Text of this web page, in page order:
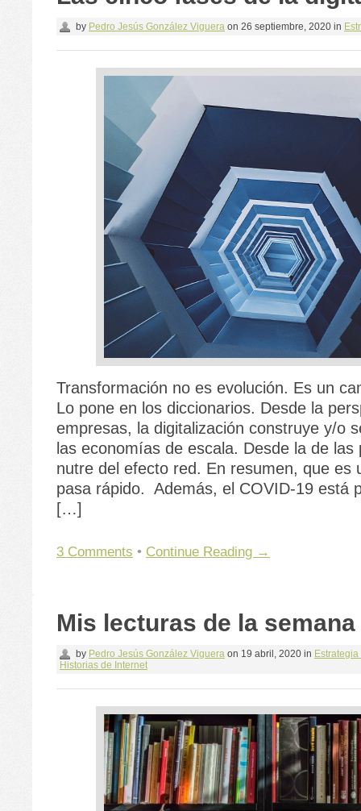
by Pedro Jesús González Viguera on 26 septiembre, 2020 in
Transformación no es evolución. Es un
Lo pone en los diccionarios. Desde la
empresas, la digitalización construye y/o
las economías de escala. Desde la de las
nutre del efecto red. En resumen, que es
pasa rápido. Además, el COVID-19 está
[…]
3 Comments • Continue Reading →
Mis lecturas de la semana
by Pedro Jesús González Viguera on 19 abril, 2020 in
Historias de Internet